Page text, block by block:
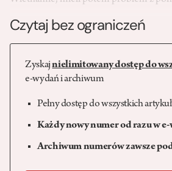
Czytaj bez ograniczeń
Zyskajnielimitowany dostęp do
e-wydań i archiwum
Pełny dostęp do wszystkich
Każdy nowy numer od razu w
Archiwum numerów zawsze